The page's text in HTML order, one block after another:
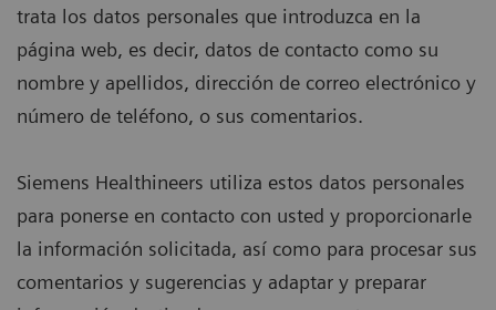
trata los datos personales que introduzca en la
página web, es decir, datos de contacto como su
nombre y apellidos, dirección de correo electrónico y
número de teléfono, o sus comentarios.
Siemens Healthineers utiliza estos datos personales
para ponerse en contacto con usted y proporcionarle
la información solicitada, así como para procesar sus
comentarios y sugerencias y adaptar y preparar